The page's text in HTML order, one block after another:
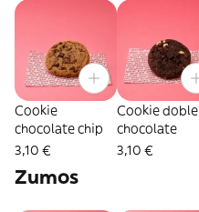
Cookie
chocolate chip
3,10 €
Cookie doble
chocolate
3,10 €
Zumos